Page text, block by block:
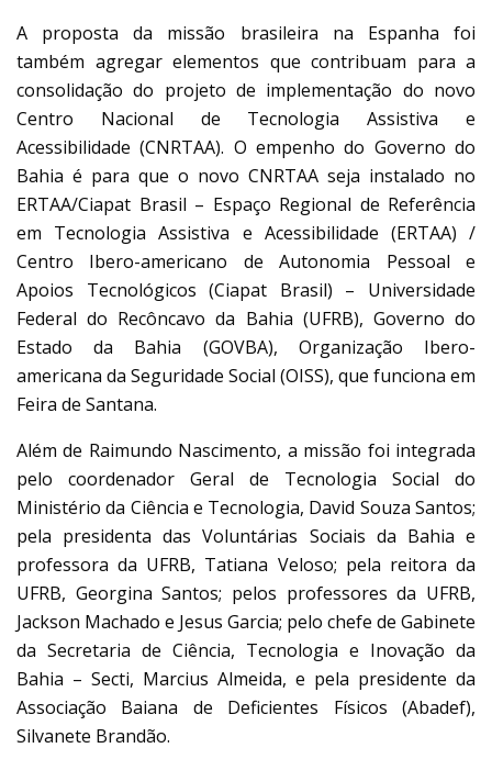
A proposta da missão brasileira na Espanha foi
também agregar elementos que contribuam para a
consolidação do projeto de implementação do novo
Centro Nacional de Tecnologia Assistiva e
Acessibilidade (CNRTAA). O empenho do Governo do
Bahia é para que o novo CNRTAA seja instalado no
ERTAA/Ciapat Brasil – Espaço Regional de Referência
em Tecnologia Assistiva e Acessibilidade (ERTAA) /
Centro Ibero-americano de Autonomia Pessoal e
Apoios Tecnológicos (Ciapat Brasil) – Universidade
Federal do Recôncavo da Bahia (UFRB), Governo do
Estado da Bahia (GOVBA), Organização Ibero-
americana da Seguridade Social (OISS), que funciona em
Feira de Santana.
Além de Raimundo Nascimento, a missão foi integrada
pelo coordenador Geral de Tecnologia Social do
Ministério da Ciência e Tecnologia, David Souza Santos;
pela presidenta das Voluntárias Sociais da Bahia e
professora da UFRB, Tatiana Veloso; pela reitora da
UFRB, Georgina Santos; pelos professores da UFRB,
Jackson Machado e Jesus Garcia; pelo chefe de Gabinete
da Secretaria de Ciência, Tecnologia e Inovação da
Bahia – Secti, Marcius Almeida, e pela presidente da
Associação Baiana de Deficientes Físicos (Abadef),
Silvanete Brandão.